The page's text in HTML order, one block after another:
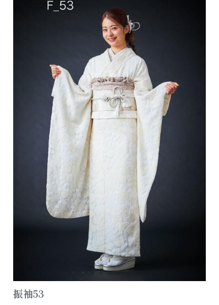
3歳カタログ
お宮参り・産着
七五三ヘアスタイル
振袖カタログ
訪問着・留袖プラン/カタログ
訪問着・留袖プラン
訪問着カタログ
黒留袖カタログ
色留袖カタログ
卒業袴プラン/カタログ
二尺袖・卒業袴カタログ
着付け教室
アクセス/お問合せ
公式LINE追加
よくあるご質問
レンタルスペース浦安
振袖53